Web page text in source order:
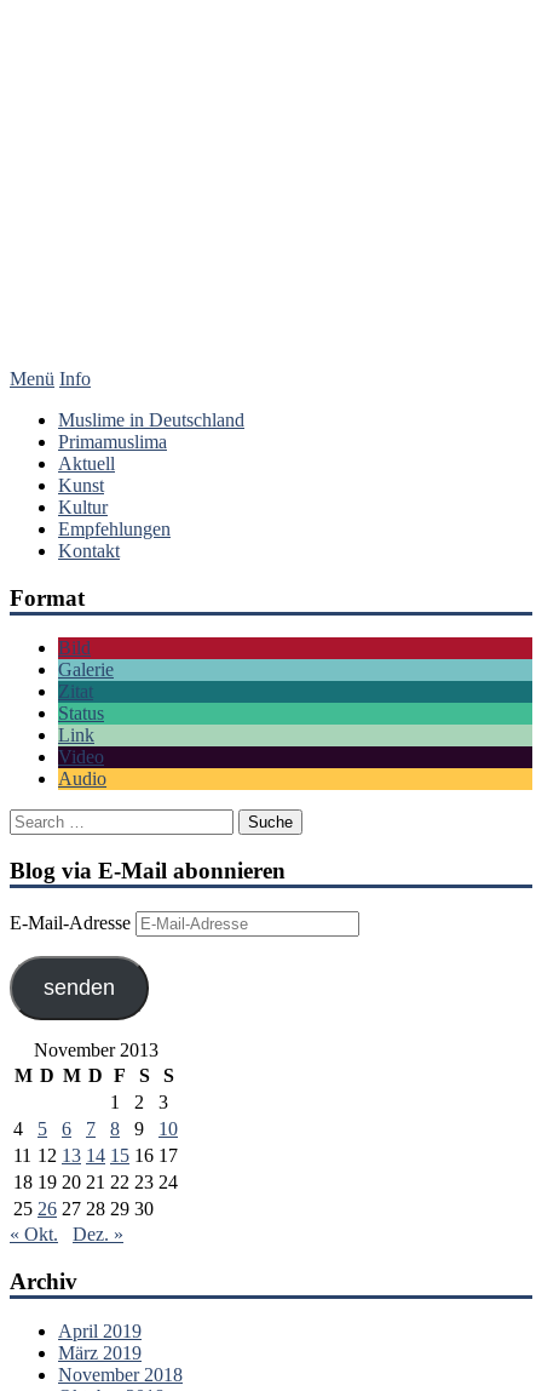
Menü Info
Muslime in Deutschland
Primamuslima
Aktuell
Kunst
Kultur
Empfehlungen
Kontakt
Format
Bild
Galerie
Zitat
Status
Link
Video
Audio
Blog via E-Mail abonnieren
E-Mail-Adresse
senden
November 2013
M D M D F S
S
1
2
3
4
5 6 7 8 9
10
11 12 13 14 15 16 17
18 19 20 21 22 23 24
25 26 27 28 29 30
« Okt.
Dez. »
Archiv
April 2019
März 2019
November 2018